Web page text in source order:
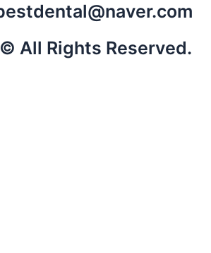
All Rights Reserved.
트